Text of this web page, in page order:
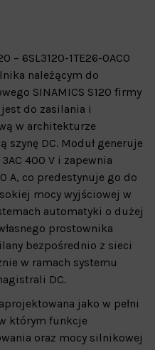
– 6SL3120-1TE26-0AC0
należącym do
SINAMICS S120 firmy
jest do zasilania i
w architekturze
DC. Moduł generuje
400 V i zapewnia
A, co predestynuje go do
mocy wyjściowej w
automatyki o dużej
prostownika
bezpośrednio z sieci
w ramach systemu
DC.
jako w pełni
którym funkcje
oraz mocy silnikowej